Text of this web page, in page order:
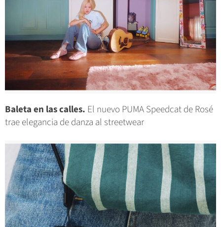
Baleta en las calles. El nuevo PUMA Speedcat de Rosé
trae elegancia de danza al streetwear